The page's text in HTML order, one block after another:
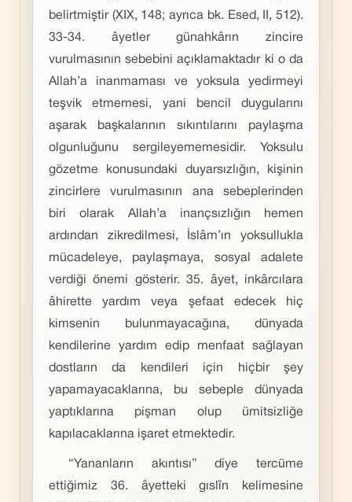
belirtmiştir (XIX, 148; ayrıca bk. Esed, II, 512).
33-34. âyetler günahkârın zincire
vurulmasının sebebini açıklamaktadır ki o da
Allah’a inanmaması ve yoksula yedirmeyi
teşvik etmemesi, yani bencil duygularını
aşarak başkalarının sıkıntılarını paylaşma
olgunluğunu sergileyememesidir. Yoksulu
gözetme konusundaki duyarsızlığın, kişinin
zincirlere vurulmasının ana sebeplerinden
biri olarak Allah’a inançsızlığın hemen
ardından zikredilmesi, İslâm’ın yoksullukla
mücadeleye, paylaşmaya, sosyal adalete
verdiği önemi gösterir. 35. âyet, inkârcılara
âhirette yardım veya şefaat edecek hiç
kimsenin bulunmayacağına, dünyada
kendilerine yardım edip menfaat sağlayan
dostların da kendileri için hiçbir şey
yapamayacaklarına, bu sebeple dünyada
yaptıklarına pişman olup ümitsizliğe
kapılacaklarına işaret etmektedir.
“Yananların akıntısı” diye tercüme
ettiğimiz 36. âyetteki gıslîn kelimesine